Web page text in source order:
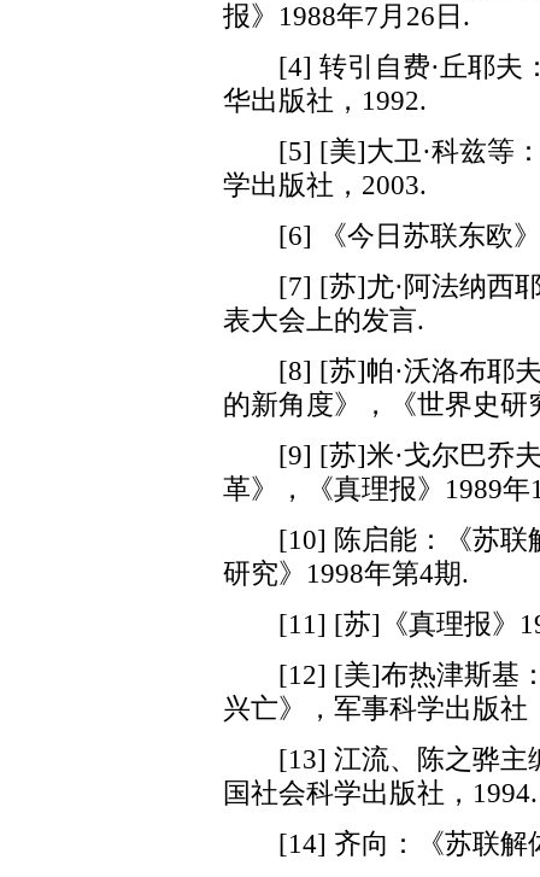
报》1988年7月26日.
[4] 转引自费·丘耶夫：
华出版社，1992.
[5] [美]大卫·科兹等：
学出版社，2003.
[6] 《今日苏联东欧》
[7] [苏]尤·阿法纳西耶
表大会上的发言.
[8] [苏]帕·沃洛布耶夫
的新角度》，《世界史研
[9] [苏]米·戈尔巴乔夫
革》，《真理报》1989年
[10] 陈启能：《苏联
研究》1998年第4期.
[11] [苏]《真理报》
[12] [美]布热津斯基
兴亡》，军事科学出版社
[13] 江流、陈之骅主
国社会科学出版社，1994.
[14] 齐向：《苏联解